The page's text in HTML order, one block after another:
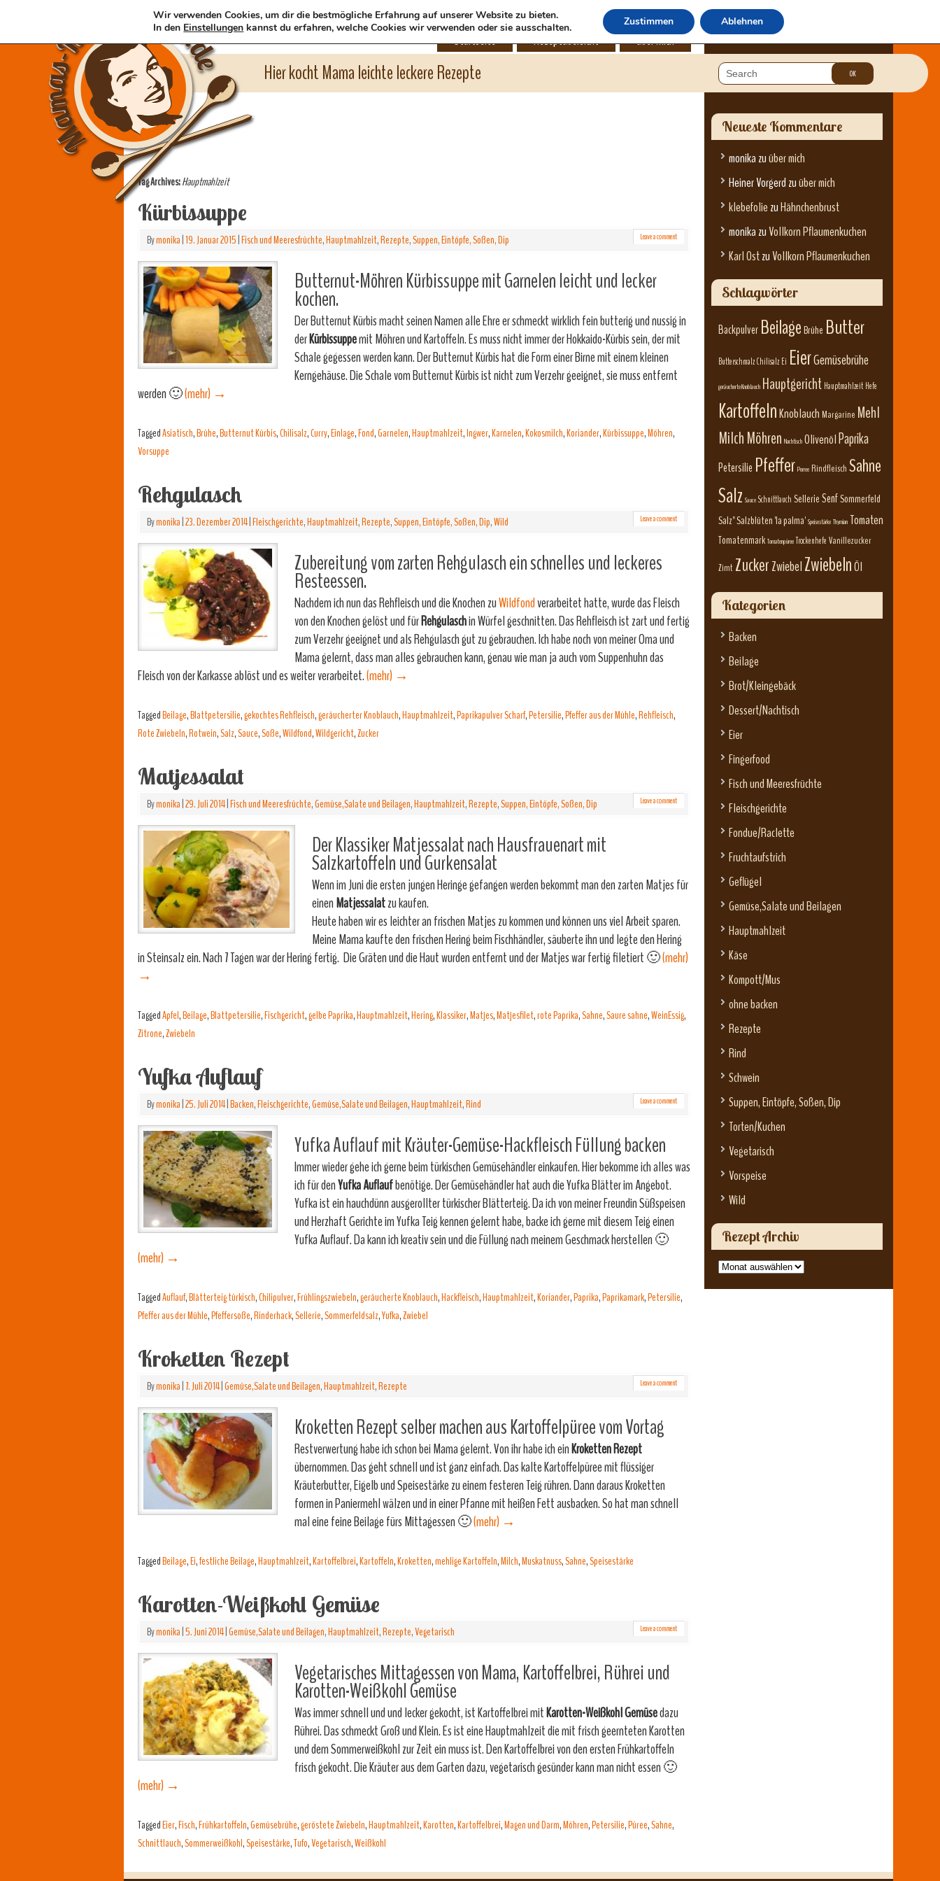
Hier kocht Mama leichte leckere Rezepte
Startseite Rezeptübersicht über mich
Tag Archives:Hauptmahlzeit
Kürbissuppe
Bymonika|19. Januar 2015|Fisch und Meeresfrüchte,Hauptmahlzeit,Rezepte,Suppen, Eintöpfe, Soßen, Dip Leave a comment
Butternut-Möhren Kürbissuppe mit Garnelen leicht und lecker
kochen.
Der Butternut Kürbis macht seinen Namen alle Ehre er schmeckt wirklich fein butterig und nussig in
derKürbissuppemit Möhren und Kartoffeln. Es muss nicht immer der Hokkaido-Kürbis sein, der mit
Schale gegessen werden kann. Der Butternut Kürbis hat die Form einer Birne mit einem kleinen
Kerngehäuse. Die Schale vom Butternut Kürbis ist nicht zum Verzehr geeignet, sie muss entfernt
werden 🙂(mehr) →
TaggedAsiatisch,Brühe,Butternut Kürbis,Chilisalz,Curry,Einlage,Fond,Garnelen,Hauptmahlzeit,Ingwer,Karnelen,Kokosmilch,Koriander,Kürbissuppe,Möhren,
Vorsuppe
Rehgulasch
Bymonika|23. Dezember 2014|Fleischgerichte,Hauptmahlzeit,Rezepte,Suppen, Eintöpfe, Soßen, Dip,Wild Leave a comment
Zubereitung vom zarten Rehgulasch ein schnelles und leckeres
Resteessen.
Nachdem ich nun das Rehfleisch und die Knochen zuWildfondverarbeitet hatte, wurde das Fleisch
von den Knochen gelöst und fürRehgulaschin Würfel geschnitten. Das Rehfleisch ist zart und fertig
zum Verzehr geeignet und als Rehgulasch gut zu gebrauchen. Ich habe noch von meiner Oma und
Mama gelernt, dass man alles gebrauchen kann, genau wie man ja auch vom Suppenhuhn das
Fleisch von der Karkasse ablöst und es weiter verarbeitet.(mehr) →
TaggedBeilage,Blattpetersilie,gekochtes Rehfleisch,geräucherter Knoblauch,Hauptmahlzeit,Paprikapulver Scharf,Petersilie,Pfeffer aus der Mühle,Rehfleisch,
Rote Zwiebeln,Rotwein,Salz,Sauce,Soße,Wildfond,Wildgericht,Zucker
Matjessalat
Bymonika|29. Juli 2014|Fisch und Meeresfrüchte,Gemüse,Salate und Beilagen,Hauptmahlzeit,Rezepte,Suppen, Eintöpfe, Soßen, Dip Leave a comment
Der Klassiker Matjessalat nach Hausfrauenart mit
Salzkartoffeln und Gurkensalat
Wenn im Juni die ersten jungen Heringe gefangen werden bekommt man den zarten Matjes für
einenMatjessalatzu kaufen.
Heute haben wir es leichter an frischen Matjes zu kommen und können uns viel Arbeit sparen.
Meine Mama kaufte den frischen Hering beim Fischhändler, säuberte ihn und legte den Hering
in Steinsalz ein. Nach 7 Tagen war der Hering fertig. Die Gräten und die Haut wurden entfernt und der Matjes war fertig filetiert 🙂(mehr)
→
TaggedApfel,Beilage,Blattpetersilie,Fischgericht,gelbe Paprika,Hauptmahlzeit,Hering,Klassiker,Matjes,Matjesfilet,rote Paprika,Sahne,Saure sahne,WeinEssig,
Zitrone,Zwiebeln
Yufka Auflauf
Bymonika|25. Juli 2014|Backen,Fleischgerichte,Gemüse,Salate und Beilagen,Hauptmahlzeit,Rind Leave a comment
Yufka Auflauf mit Kräuter-Gemüse-Hackfleisch Füllung backen
Immer wieder gehe ich gerne beim türkischen Gemüsehändler einkaufen. Hier bekomme ich alles was
ich für denYufka Auflaufbenötige. Der Gemüsehändler hat auch die Yufka Blätter im Angebot.
Yufka ist ein hauchdünn ausgerollter türkischer Blätterteig. Da ich von meiner Freundin Süßspeisen
und Herzhaft Gerichte im Yufka Teig kennen gelernt habe, backe ich gerne mit diesem Teig einen
Yufka Auflauf. Da kann ich kreativ sein und die Füllung nach meinem Geschmack herstellen 🙂
(mehr) →
TaggedAuflauf,Blätterteig türkisch,Chilipulver,Frühlingszwiebeln,geräucherte Knoblauch,Hackfleisch,Hauptmahlzeit,Koriander,Paprika,Paprikamark,Petersilie,
Pfeffer aus der Mühle,Pfeffersoße,Rinderhack,Sellerie,Sommerfeldsalz,Yufka,Zwiebel
Kroketten Rezept
Bymonika|7. Juli 2014|Gemüse,Salate und Beilagen,Hauptmahlzeit,Rezepte Leave a comment
Kroketten Rezept selber machen aus Kartoffelpüree vom Vortag
Restverwertung habe ich schon bei Mama gelernt. Von ihr habe ich einKroketten Rezept
übernommen. Das geht schnell und ist ganz einfach. Das kalte Kartoffelpüree mit flüssiger
Kräuterbutter, Eigelb und Speisestärke zu einem festeren Teig rühren. Dann daraus Kroketten
formen in Paniermehl wälzen und in einer Pfanne mit heißen Fett ausbacken. So hat man schnell
mal eine feine Beilage fürs Mittagessen 🙂(mehr) →
TaggedBeilage,Ei,festliche Beilage,Hauptmahlzeit,Kartoffelbrei,Kartoffeln,Kroketten,mehlige Kartoffeln,Milch,Muskatnuss,Sahne,Speisestärke
Karotten-Weißkohl Gemüse
Bymonika|5. Juni 2014|Gemüse,Salate und Beilagen,Hauptmahlzeit,Rezepte,Vegetarisch Leave a comment
Vegetarisches Mittagessen von Mama, Kartoffelbrei, Rührei und
Karotten-Weißkohl Gemüse
Was immer schnell und und lecker gekocht, ist Kartoffelbrei mitKarotten-Weißkohl Gemüsedazu
Rührei. Das schmeckt Groß und Klein. Es ist eine Hauptmahlzeit die mit frisch geernteten Karotten
und dem Sommerweißkohl zur Zeit ein muss ist. Den Kartoffelbrei von den ersten Frühkartoffeln
frisch gekocht. Die Kräuter aus dem Garten dazu, vegetarisch gesünder kann man nicht essen 🙂
(mehr) →
TaggedEier,Fisch,Frühkartoffeln,Gemüsebrühe,geröstete Zwiebeln,Hauptmahlzeit,Karotten,Kartoffelbrei,Magen und Darm,Möhren,Petersilie,Püree,Sahne,
Schnittlauch,Sommerweißkohl,Speisestärke,Tufo,Vegetarisch,Weißkohl
Neueste Kommentare
monika zuüber mich
Heiner Vorgerd zuüber mich
klebefolie zuHähnchenbrust
monika zuVollkorn Pflaumenkuchen
Karl OstzuVollkorn Pflaumenkuchen
Schlagwörter
Backpulver BeilageBrühe Butter
ButterschmalzChilisalz Ei EierGemüsebrühe
geräucherte Knoblauch Hauptgericht Hauptmahlzeit Hefe
KartoffelnKnoblauch Margarine Mehl
MilchMöhren Nachtisch OlivenölPaprika
Petersilie Pfeffer Porree Rindfleisch Sahne
Salz Sauce Schnittlauch SellerieSenfSommerfeld
Salz" Salzblüten 'la palma' Speisestärke Thymian Tomaten
Tomatenmark Tomatenpüree Trockenhefe Vanillezucker
Zimt ZuckerZwiebelZwiebelnÖl
Kategorien
Backen
Beilage
Brot/Kleingebäck
Dessert/Nachtisch
Eier
Fingerfood
Fisch und Meeresfrüchte
Fleischgerichte
Fondue/Raclette
Fruchtaufstrich
Geflügel
Gemüse,Salate und Beilagen
Hauptmahlzeit
Käse
Kompott/Mus
ohne backen
Rezepte
Rind
Schwein
Suppen, Eintöpfe, Soßen, Dip
Torten/Kuchen
Vegetarisch
Vorspeise
Wild
Rezept Archiv
Wir verwenden Cookies, um dir die bestmögliche Erfahrung auf unserer Website zu bieten.
In den Einstellungen kannst du erfahren, welche Cookies wir verwenden oder sie ausschalten. Zustimmen Ablehnen